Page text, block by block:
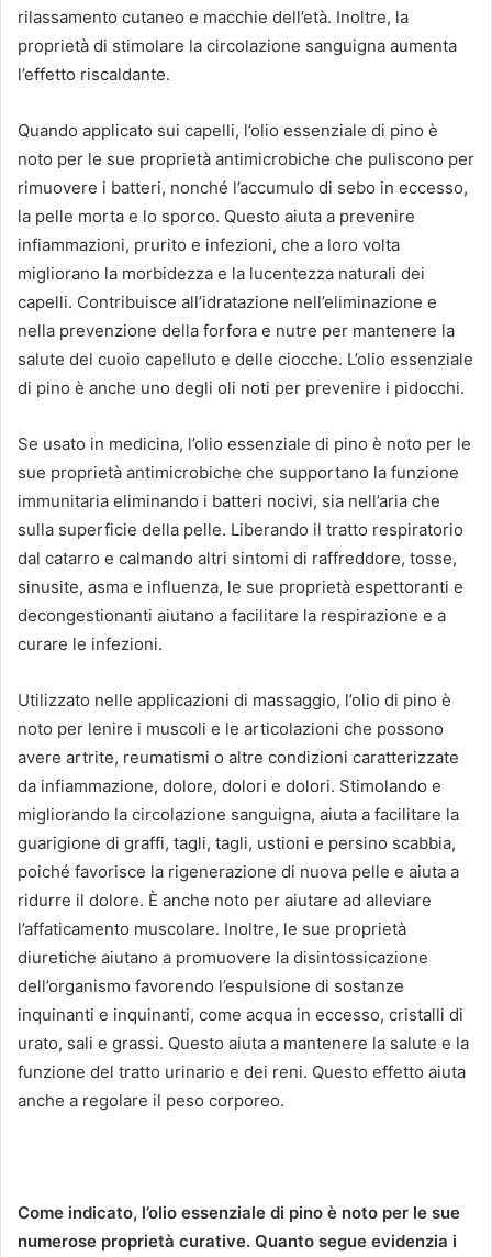
rilassamento cutaneo e macchie dell’età. Inoltre, la
proprietà di stimolare la circolazione sanguigna aumenta
l’effetto riscaldante.
Quando applicato sui capelli, l’olio essenziale di pino è
noto per le sue proprietà antimicrobiche che puliscono per
rimuovere i batteri, nonché l’accumulo di sebo in eccesso,
la pelle morta e lo sporco. Questo aiuta a prevenire
infiammazioni, prurito e infezioni, che a loro volta
migliorano la morbidezza e la lucentezza naturali dei
capelli. Contribuisce all’idratazione nell’eliminazione e
nella prevenzione della forfora e nutre per mantenere la
salute del cuoio capelluto e delle ciocche. L’olio essenziale
di pino è anche uno degli oli noti per prevenire i pidocchi.
Se usato in medicina, l’olio essenziale di pino è noto per le
sue proprietà antimicrobiche che supportano la funzione
immunitaria eliminando i batteri nocivi, sia nell’aria che
sulla superficie della pelle. Liberando il tratto respiratorio
dal catarro e calmando altri sintomi di raffreddore, tosse,
sinusite, asma e influenza, le sue proprietà espettoranti e
decongestionanti aiutano a facilitare la respirazione e a
curare le infezioni.
Utilizzato nelle applicazioni di massaggio, l’olio di pino è
noto per lenire i muscoli e le articolazioni che possono
avere artrite, reumatismi o altre condizioni caratterizzate
da infiammazione, dolore, dolori e dolori. Stimolando e
migliorando la circolazione sanguigna, aiuta a facilitare la
guarigione di graffi, tagli, tagli, ustioni e persino scabbia,
poiché favorisce la rigenerazione di nuova pelle e aiuta a
ridurre il dolore. È anche noto per aiutare ad alleviare
l’affaticamento muscolare. Inoltre, le sue proprietà
diuretiche aiutano a promuovere la disintossicazione
dell’organismo favorendo l’espulsione di sostanze
inquinanti e inquinanti, come acqua in eccesso, cristalli di
urato, sali e grassi. Questo aiuta a mantenere la salute e la
funzione del tratto urinario e dei reni. Questo effetto aiuta
anche a regolare il peso corporeo.
Come indicato, l’olio essenziale di pino è noto per le sue
numerose proprietà curative. Quanto segue evidenzia i